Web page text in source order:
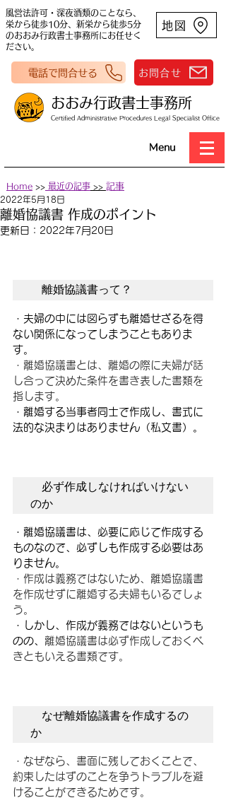
風営法許可・深夜酒類のことなら、
栄から徒歩10分、新栄から徒歩5分
のおおみ行政書士事務所にお任せく
ださい。
地図
電話で問合せる お問合せ
おおみ行政書士事務所
Certified Administrative Procedures Legal Specialist Office
Menu
Home >> 最近の記事 >> ​記事
離婚協議書 作成のポイント
2022年5月18日
更新日： 2022年7月20日
離婚協議書って？
・夫婦の中には図らずも離婚せざるを得
ない関係になってしまうこともありま
す。
・離婚協議書とは、離婚の際に夫婦が話
し合って決めた条件を書き表した書類を
指します。
・離婚する当事者同士で作成し、書式に
法的な決まりはありません（私文書）。
必ず作成しなければいけない
のか
・離婚協議書は、必要に応じて作成する
ものなので、必ずしも作成する必要はあ
りません。
・作成は義務ではないため、離婚協議書
を作成せずに離婚する夫婦もいるでしょ
う。
・しかし、作成が義務ではないというも
のの、 離婚協議書は必ず作成しておくべ
きともいえる書類です。
なぜ離婚協議書を作成するの
か
・なぜなら、書面に残しておくことで、
約束したはずのことを争うトラブルを避
けることができるためです。